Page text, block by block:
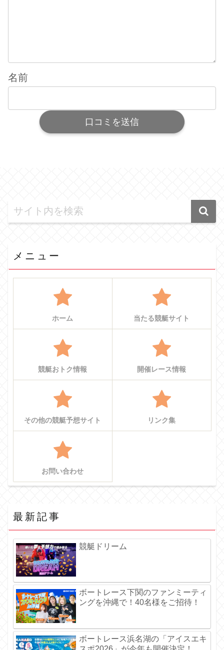
名前
メニュー
ホーム 当たる競艇サイト
競艇おトク情報 開催レース情報
その他の競艇予想サイト リンク集
お問い合わせ
最新記事
競艇ドリーム
ボートレース下関のファンミーティ
ングを沖縄で！40名様をご招待！
ボートレース浜名湖の「アイスエキ